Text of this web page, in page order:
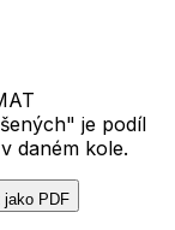
je podíl
daném kole.
jako PDF